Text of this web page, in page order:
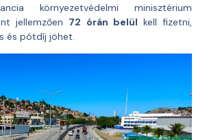
környezetvédelmi minisztérium
jellemzően 72 órán belül kell fizetni,
és pótdíj jöhet.